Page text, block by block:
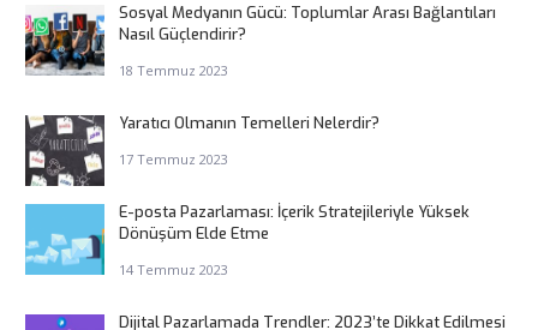
Sosyal Medyanın Gücü: Toplumlar Arası Bağlantıları
Nasıl Güçlendirir?
18 Temmuz 2023
Yaratıcı Olmanın Temelleri Nelerdir?
17 Temmuz 2023
E-posta Pazarlaması: İçerik Stratejileriyle Yüksek
Dönüşüm Elde Etme
14 Temmuz 2023
Dijital Pazarlamada Trendler: 2023’te Dikkat Edilmesi